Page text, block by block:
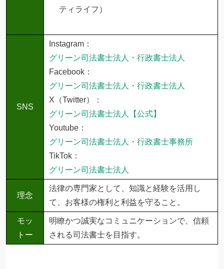
ティライフ）
SNS
Instagram：
グリーン司法書士法人・行政書士法人
Facebook：
グリーン司法書士法人・行政書士法人
X（Twitter）：
グリーン司法書士法人【公式】
Youtube：
グリーン司法書士法人・行政書士事務所
TikTok：
グリーン司法書士法人
理念
法律の専門家として、知識と経験を活用し
て、お客様の権利と利益を守ること。
モッ
トー
明瞭かつ誠実なコミュニケーションで、信頼
される司法書士を目指す。